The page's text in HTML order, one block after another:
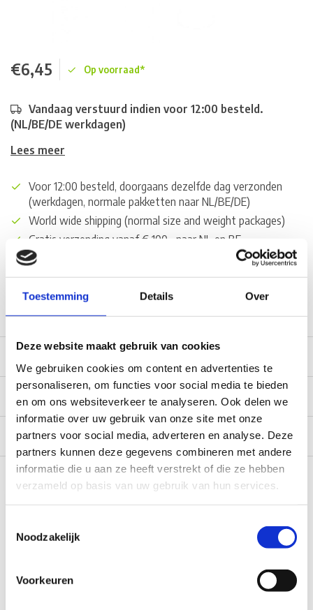
Toestemming Details Over
Deze website maakt gebruik van cookies
We gebruiken cookies om content en advertenties te
personaliseren, om functies voor social media te bieden
en om ons websiteverkeer te analyseren. Ook delen we
informatie over uw gebruik van onze site met onze
partners voor social media, adverteren en analyse. Deze
partners kunnen deze gegevens combineren met andere
informatie die u aan ze heeft verstrekt of die ze hebben
verzameld op basis van uw gebruik van hun services.
Noodzakelijk
Voorkeuren
€6,45 Op voorraad*
Vandaag verstuurd indien voor 12:00 besteld.
(NL/BE/DE werkdagen)
Lees meer
Voor 12:00 besteld, doorgaans dezelfde dag verzonden
(werkdagen, normale pakketten naar NL/BE/DE)
World wide shipping (normal size and weight packages)
Gratis verzending vanaf € 100,- naar NL en BE
*Zeer grote magazijnvoorraad direct beschikbaar voor
verzending. Een deel van de artikelen op voorraad in de
winkel, mail ons voor de beschikbaarheid in de winkel:
service@camperhuis.nl
Specificaties
Reviews 0/10
Recent bekeken